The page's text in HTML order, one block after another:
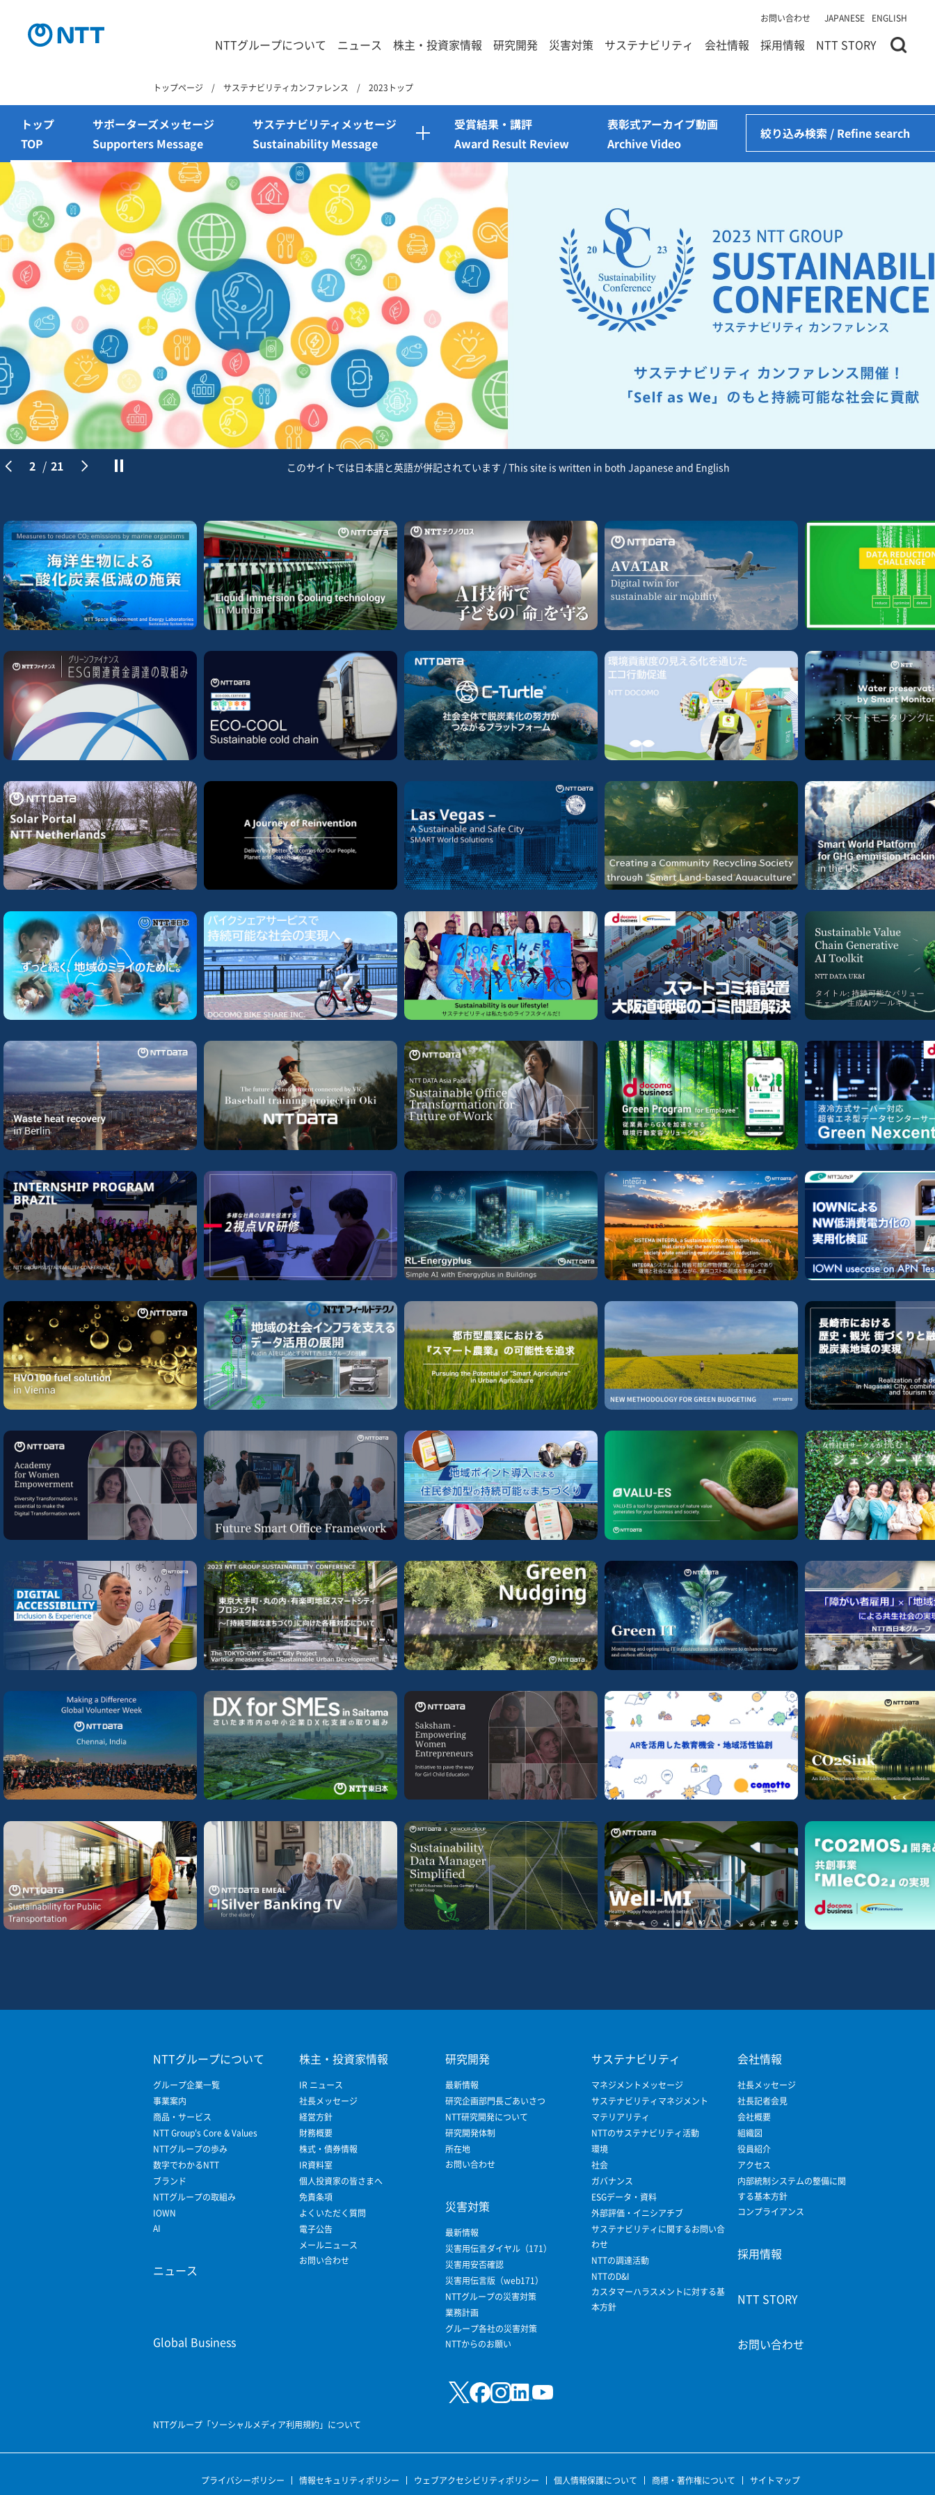
お問い合わせ JAPANESE ENGLISH
NTTグループについて ニュース 株主・投資家情報 研究開発 災害対策 サステナビリティ 会社情報 採用情報 NTT STORY
トップページ サステナビリティカンファレンス 2023トップ
トップ
TOP
サポーターズメッセージ
Supporters Message
サステナビリティメッセージ
Sustainability Message
受賞結果・講評
Award Result Review
表彰式アーカイブ動画
Archive Video
絞り込み検索 / Refine search
3 / 21 このサイトでは日本語と英語が併記されています / This site is written in both Japanese and English
NTTグループについて
グループ企業一覧
事業案内
商品・サービス
NTT Group's Core & Values
NTTグループの歩み
数字でわかるNTT
ブランド
NTTグループの取組み
IOWN
AI
ニュース
Global Business
株主・投資家情報
IR ニュース
社長メッセージ
経営方針
財務概要
株式・債券情報
IR資料室
個人投資家の皆さまへ
免責条項
よくいただく質問
電子公告
メールニュース
お問い合わせ
研究開発
最新情報
研究企画部門長ごあいさつ
NTT研究開発について
研究開発体制
所在地
お問い合わせ
災害対策
最新情報
災害用伝言ダイヤル（171）
災害用安否確認
災害用伝言版（web171）
NTTグループの災害対策
業務計画
グループ各社の災害対策
NTTからのお願い
サステナビリティ
マネジメントメッセージ
サステナビリティマネジメント
マテリアリティ
NTTのサステナビリティ活動
環境
社会
ガバナンス
ESGデータ・資料
外部評価・イニシアチブ
サステナビリティに関するお問い合
わせ
NTTの調達活動
NTTのD&I
カスタマーハラスメントに対する基
本方針
会社情報
社長メッセージ
社長記者会見
会社概要
組織図
役員紹介
アクセス
内部統制システムの整備に関
する基本方針
コンプライアンス
採用情報
NTT STORY
お問い合わせ
NTTグループ「ソーシャルメディア利用規約」について
プライバシーポリシー 情報セキュリティポリシー ウェブアクセシビリティポリシー 個人情報保護について 商標・著作権について サイトマップ